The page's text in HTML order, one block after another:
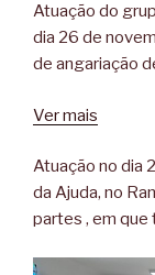
Atuação do
dia 26 de
de angariação
Ver mais
Atuação no dia
da Ajuda, no
partes , em que